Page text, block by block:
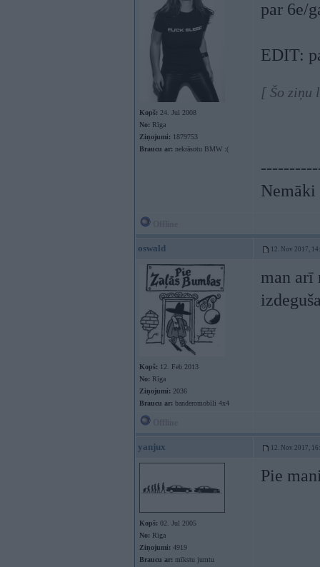
Kopš: 24. Jul 2008
No: Rīga
Ziņojumi: 1879753
Braucu ar: nekrāsotu BMW :(
par 6e/
EDIT:
[ Šo ziņu
oswald 12. Nov 2017,
Kopš: 12. Feb 2013
No: Rīga
Ziņojumi: 2036
Braucu ar: banderomobīli 4x4
man arī
yanjux 12. Nov 2017,
Kopš: 02. Jul 2005
No: Rīga
Ziņojumi: 4919
Braucu ar: mīkstu jumtu
Pie